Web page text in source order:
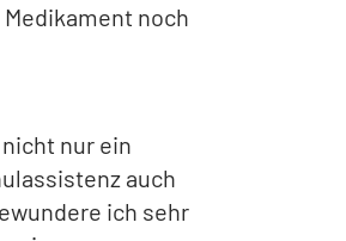
noch
nur ein
auch
ich sehr